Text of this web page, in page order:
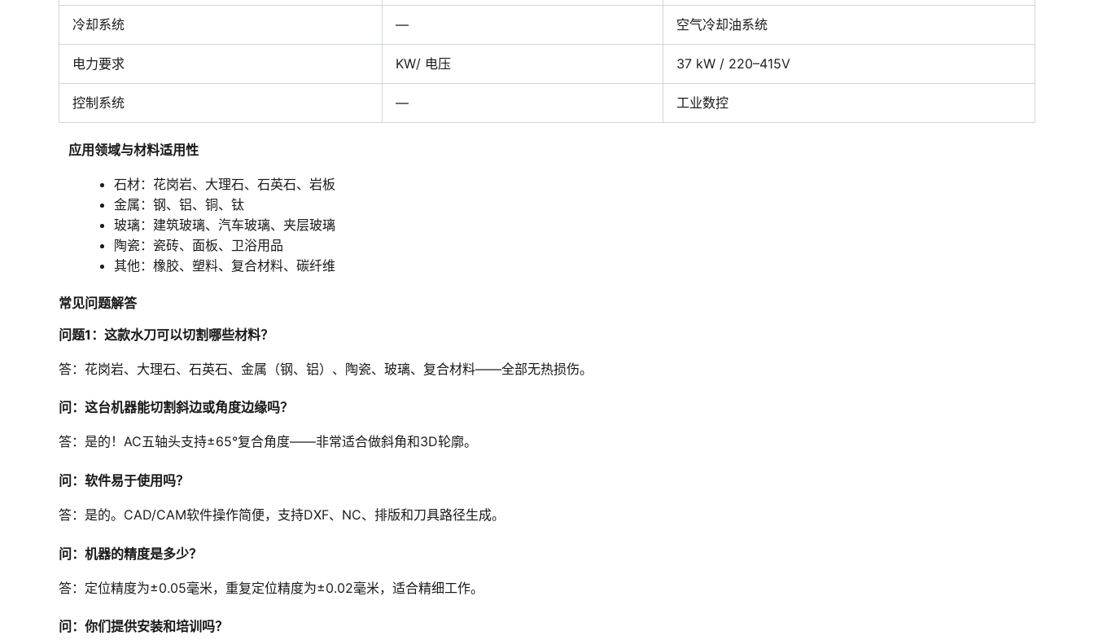
冷却系统 — 空气冷却油系统
电力要求 KW/ 电压 37 kW / 220–415V
控制系统 — 工业数控
应用领域与材料适用性
石材：花岗岩、大理石、石英石、岩板
金属：钢、铝、铜、钛
玻璃：建筑玻璃、汽车玻璃、夹层玻璃
陶瓷：瓷砖、面板、卫浴用品
其他：橡胶、塑料、复合材料、碳纤维
常见问题解答
问题1：这款水刀可以切割哪些材料？
答：花岗岩、大理石、石英石、金属（钢、铝）、陶瓷、玻璃、复合材料——全部无热损伤。
问：这台机器能切割斜边或角度边缘吗？
答：是的！AC五轴头支持±65°复合角度——非常适合做斜角和3D轮廓。
问：软件易于使用吗？
答：是的。CAD/CAM软件操作简便，支持DXF、NC、排版和刀具路径生成。
问：机器的精度是多少？
答：定位精度为±0.05毫米，重复定位精度为±0.02毫米，适合精细工作。
问：你们提供安装和培训吗？